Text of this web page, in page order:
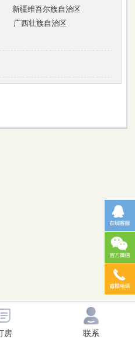
新疆维吾尔族自治区
广西壮族自治区
房 联系